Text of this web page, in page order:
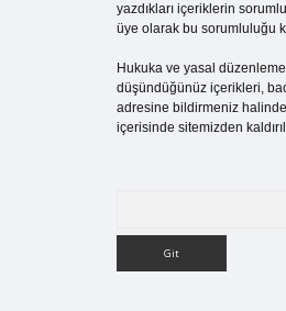
yazdıkları içeriklerin
üye olarak bu sorumluluğu
Hukuka ve yasal
düşündüğünüz içerikleri,
adresine bildirmeniz
içerisinde sitemizden